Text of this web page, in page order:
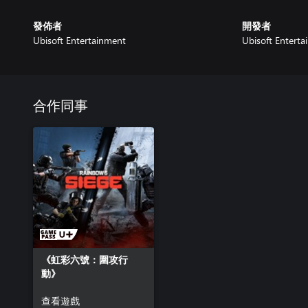
發佈者
Ubisoft Entertainment
開發者
Ubisoft
合作同事
《虹彩六號：圍攻行
動》
查看遊戲